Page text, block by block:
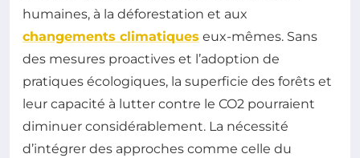
humaines, à la déforestation et aux
changements climatiques eux-mêmes. Sans
des mesures proactives et l’adoption de
pratiques écologiques, la superficie des forêts et
leur capacité à lutter contre le CO2 pourraient
diminuer considérablement. La nécessité
d’intégrer des approches comme celle du